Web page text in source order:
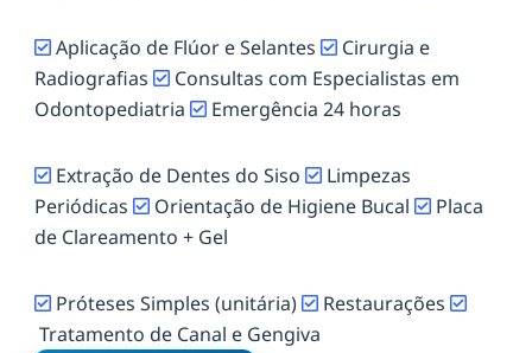
Aplicação de Flúor e Selantes
Cirurgia e
Radiografias
Consultas com Especialistas em
Odontopediatria
Emergência 24 horas
Extração de Dentes do Siso
Limpezas
Periódicas
Orientação de Higiene Bucal
Placa
de Clareamento + Gel
Próteses Simples (unitária)
Restaurações
Tratamento de Canal e Gengiva